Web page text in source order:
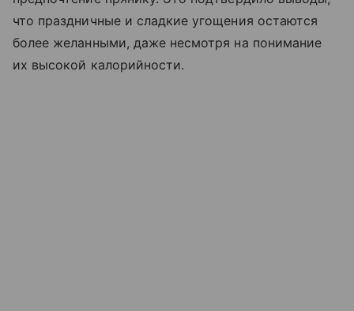
что праздничные и сладкие угощения остаются
более желанными, даже несмотря на понимание
их высокой калорийности.